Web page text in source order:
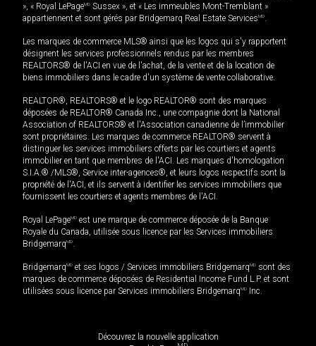
», « Royal LePageMD Sussex », et « Les immeubles Mont-Tremblant »
appartiennent et sont gérés par Bridgemarq Real Estate ServicesMD
Les marques de commerce MLS® ainsi que les logos qui s'y rapportent
désignent les services professionnels rendus par les membres
REALTORS® de l'ACI en vue de l'achat, de la vente et de la location de
biens immobiliers dans le cadre d'un système de vente collaborative.
REALTOR®, REALTORS® et le logo REALTOR® sont des marques
déposées de REALTOR® Canada Inc., une compagnie dont la National
Association of REALTORS® et l'Association canadienne de l’immobilier
sont propriétaires. Les marques de commerce REALTOR® servent à
distinguer les services immobiliers offerts par les courtiers et agents
immobilier en tant que membres de l'ACI. Les marques d'homologation
S.I.A.® /MLS®, Service inter-agences®, et leurs logos respectifs sont la
propriété de l'ACI, et ils servent à identifier les services immobiliers que
fournissent les courtiers et agents membres de l'ACI.
Royal LePageMD est une marque de commerce déposée de la Banque
Royale du Canada, utilisée sous licence par les Services immobiliers
BridgemarqMD
BridgemarqMD et ses logos / Services immobiliers BridgemarqMD sont des
marques de commerce déposées de Residential Income Fund L.P. et sont
utilisées sous licence par Services immobiliers BridgemarqMD Inc.
Découvrez la nouvelle application